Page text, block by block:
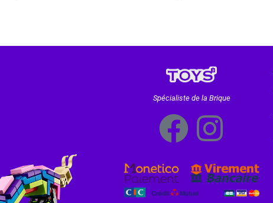
Spécialiste de la Brique